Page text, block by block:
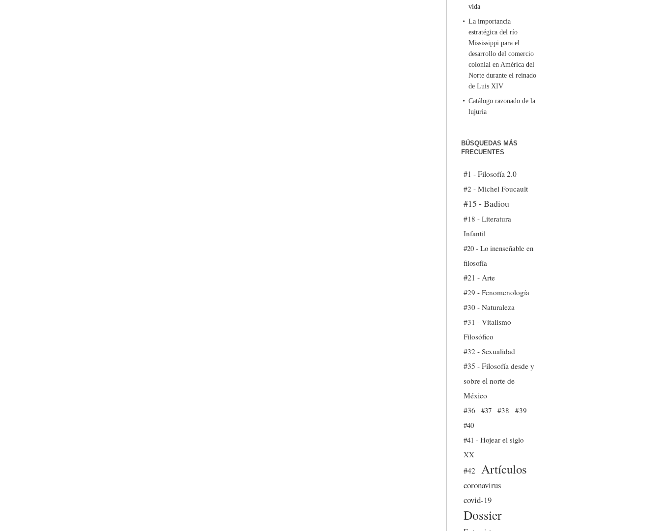
vida
La importancia
estratégica del río
Mississippi para el
desarrollo del comercio
colonial en América del
Norte durante el reinado
de Luis XIV
Catálogo razonado de la
lujuria
BÚSQUEDAS MÁS
FRECUENTES
#1 - Filosofía 2.0
#2 - Michel Foucault
#15 - Badiou
#18 - Literatura
Infantil
#20 - Lo inenseñable en
filosofía
#21 - Arte
#29 - Fenomenología
#30 - Naturaleza
#31 - Vitalismo
Filosófico
#32 - Sexualidad
#35 - Filosofía desde y
sobre el norte de
México
#36
#37 #38
#39
#40
#41 - Hojear el siglo
XX
#42
Artículos
coronavirus
covid-19
Dossier